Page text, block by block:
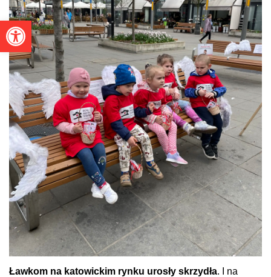
Otwórz pasek narzędzi
Ławkom na katowickim rynku urosły skrzydła. I na